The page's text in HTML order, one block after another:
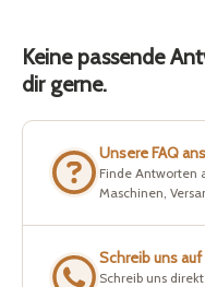
Keine passende
dir gerne.
Unsere FAQ
Finde Antworten
Maschinen,
Schreib uns
Schreib uns